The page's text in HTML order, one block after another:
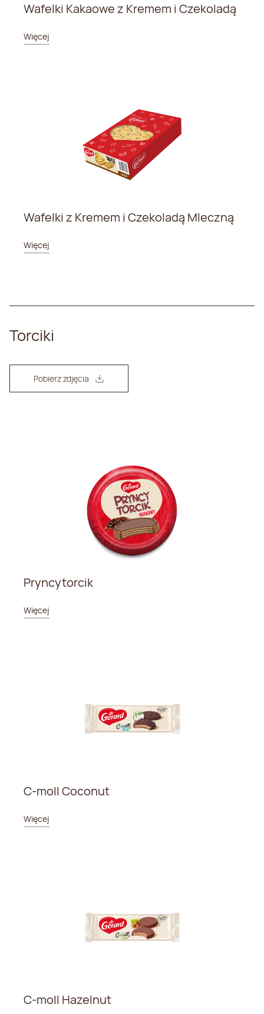
Wafelki Kakaowe z Kremem i Czekoladą
Więcej
Wafelki z Kremem i Czekoladą Mleczną
Więcej
Torciki
Pobierz zdjęcia
Pryncytorcik
Więcej
C-moll Coconut
Więcej
C-moll Hazelnut